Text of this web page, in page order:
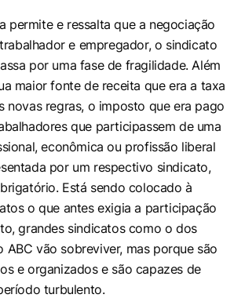
permite e ressalta que a negociação
e empregador, o sindicato
por uma fase de fragilidade. Além
maior fonte de receita que era a taxa
novas regras, o imposto que era pago
que participassem de uma
econômica ou profissão liberal
por um respectivo sindicato,
Está sendo colocado à
o que antes exigia a participação
grandes sindicatos como o dos
ABC vão sobreviver, mas porque são
e organizados e são capazes de
turbulento.